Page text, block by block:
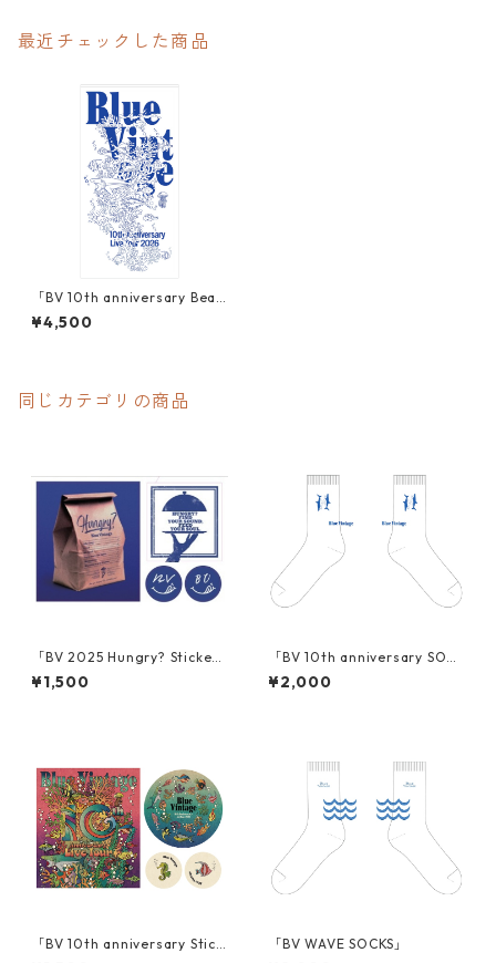
最近チェックした商品
「BV 10th anniversary Beac
h towel」
¥4,500
同じカテゴリの商品
「BV 2025 Hungry? Sticke
r」
¥1,500
「BV 10th anniversary SOCK
S」
¥2,000
「BV 10th anniversary Stick
「BV WAVE SOCKS」